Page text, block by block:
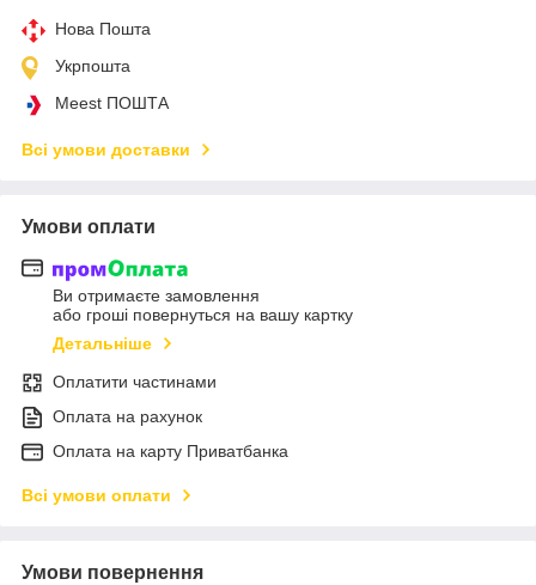
Нова Пошта
Укрпошта
Meest ПОШТА
Всі умови доставки
Умови оплати
Ви отримаєте замовлення
або гроші повернуться на вашу картку
Детальніше
Оплатити частинами
Оплата на рахунок
Оплата на карту Приватбанка
Всі умови оплати
Умови повернення